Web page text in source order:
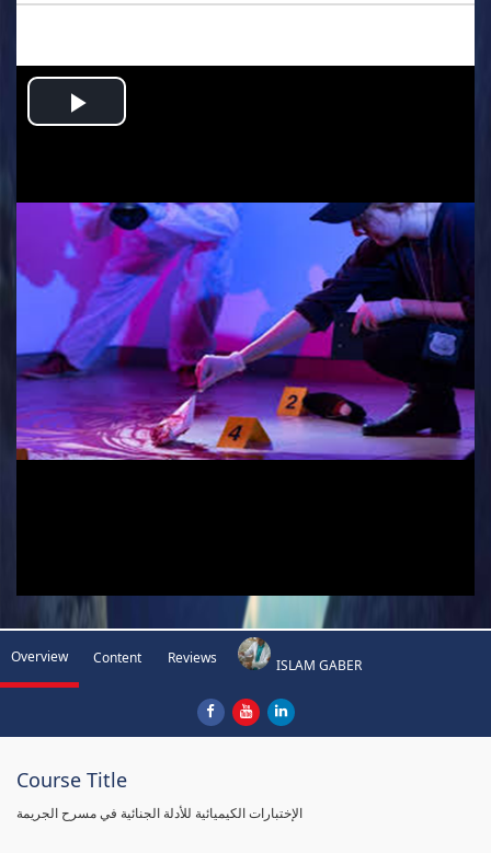
Play
Overview Content Reviews ISLAM GABER
Course Title
الإختبارات الكيميائية للأدلة الجنائية في مسرح الجريمة